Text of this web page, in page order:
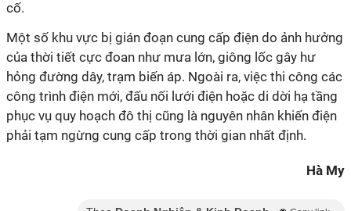
cố.
Một số khu vực bị gián đoạn cung cấp điện do ảnh hưởng
của thời tiết cực đoan như mưa lớn, giông lốc gây hư
hỏng đường dây, trạm biến áp. Ngoài ra, việc thi công các
công trình điện mới, đấu nối lưới điện hoặc di dời hạ tầng
phục vụ quy hoạch đô thị cũng là nguyên nhân khiến điện
phải tạm ngừng cung cấp trong thời gian nhất định.
Hà My